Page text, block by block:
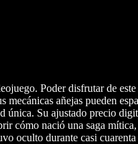
Poder disfrutar de este
añejas pueden
única. Su ajustado precio
cómo nació una saga
oculto durante casi cuarenta